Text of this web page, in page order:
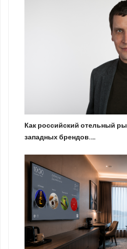
Как российский отельный
западных брендов.…